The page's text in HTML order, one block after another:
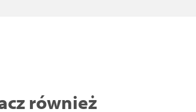
również